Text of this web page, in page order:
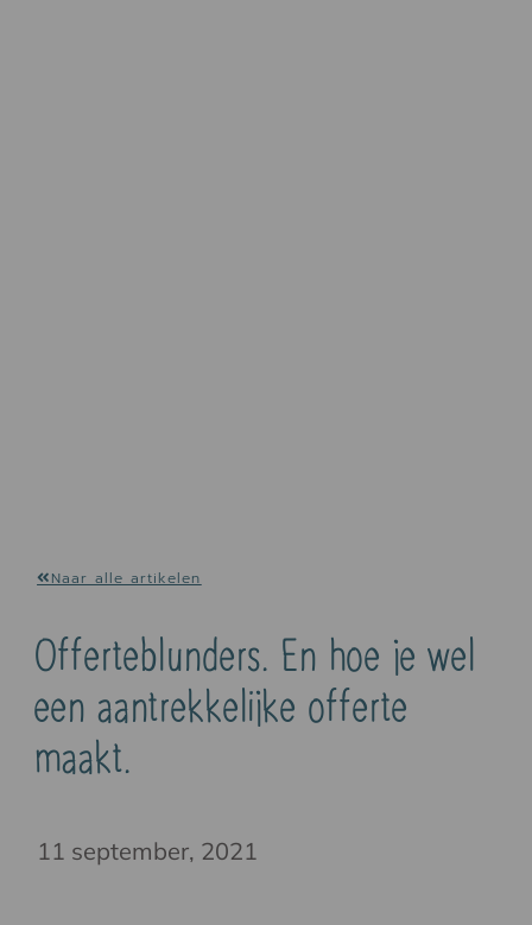
Naar alle artikelen
Offerteblunders. En hoe je wel
een aantrekkelijke offerte
maakt.
11 september, 2021